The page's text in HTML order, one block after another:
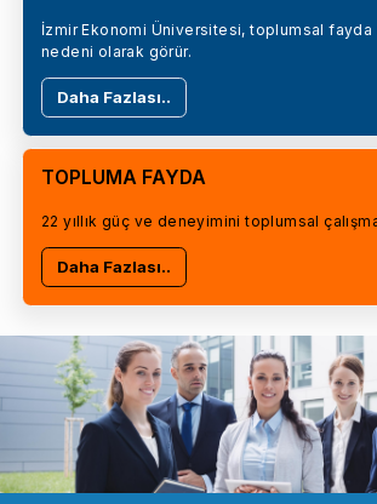
İzmir Ekonomi Üniversitesi, toplumsal fayda
nedeni olarak görür.
Daha Fazlası..
TOPLUMA FAYDA
22 yıllık güç ve deneyimini toplumsal
Daha Fazlası..